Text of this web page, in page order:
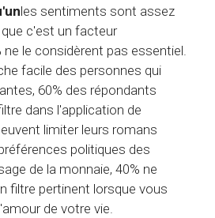
les sentiments sont assez
c'est un facteur
le considèrent pas essentiel.
facile des personnes qui
60% des répondants
dans l'application de
limiter leurs romans
politiques des
de la monnaie, 40% ne
filtre pertinent lorsque vous
de votre vie.